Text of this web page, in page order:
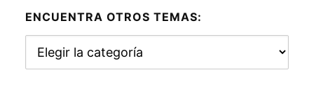
ENCUENTRA OTROS TEMAS:
otros